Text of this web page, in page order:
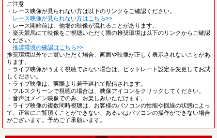
ご注意
・レース映像が見られない方は以下のリンクをご確認ください。
レース映像が見られない方はこちら>>
・レース開始前は、他場の映像が流れることがあります。
・楽天競馬にて映像をご視聴いただく際の推奨環境は以下のリンクからご確認
ください。
推奨環境の確認はこちら>>
推奨環境以外でご覧いただく場合、画面や映像が正しく表示されないことがあ
ります。
・ライブ映像がうまく視聴できない場合は、ビットレート設定を変更してお試
しください。
・ライブ映像は、実際より若干遅れて配信されます。
・フルスクリーンで視聴の場合は、映像アイコンをクリックしてください。
・音声はメイン映像でのみ、お楽しみいただけます。
・ライブ映像の複数同時視聴は、お客様のパソコンの性能や回線の状態によっ
て、正常にご覧頂くことができない、あるいはパソコンの操作ができない場合
がございます。予めご了承願います。